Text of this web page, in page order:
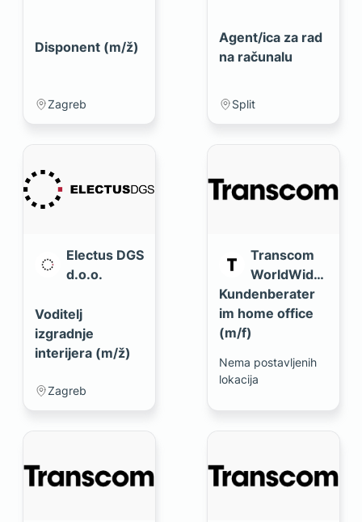
Disponent (m/ž)
Zagreb
Agent/ica za rad
na računalu
Split
Electus DGS
d.o.o.
Voditelj
izgradnje
interijera (m/ž)
Zagreb
Transcom
WorldWide
d.o.o.
Kundenberater
im home office
(m/f)
Nema postavljenih
lokacija